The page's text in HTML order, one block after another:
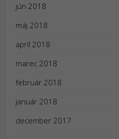
jún 2018
máj 2018
apríl 2018
marec 2018
február 2018
január 2018
december 2017